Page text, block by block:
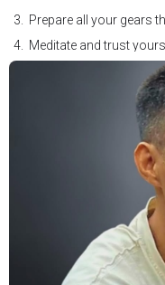
3. Prepare all your gears
4. Meditate and trust
for self doubt.
5. Conduct yourself as if
championship fight.
6. It's ok to make a
make a call, make it loud
Know that it is not about
fairness for the boxers
what Tony Weeks said
encapsulates it well. "You
#professionalboxing
#proboxingreferee